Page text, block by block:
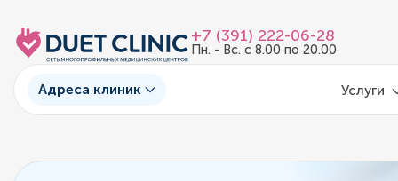
+7 (391) 222-06-28
Пн. - Вс. с 8.00 по 20.00
Адреса клиник Услуги